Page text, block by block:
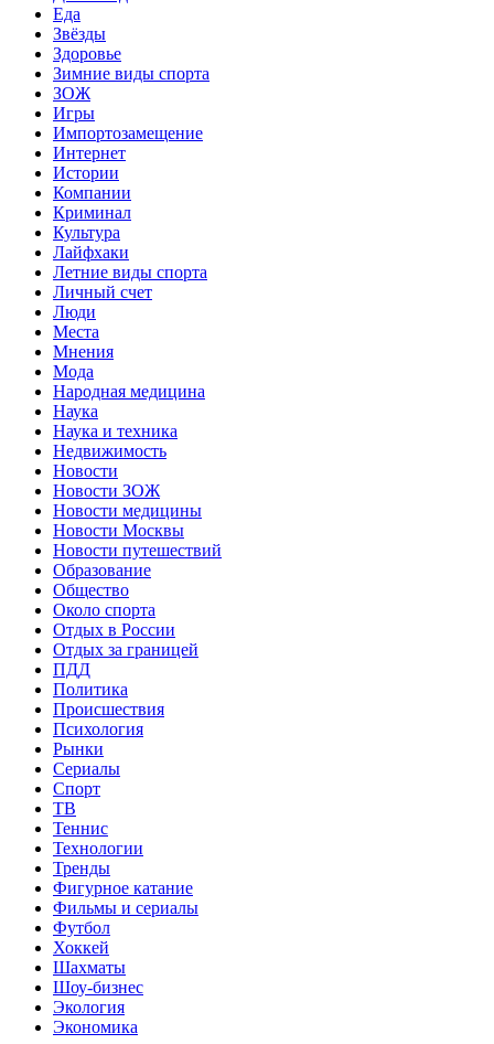
Еда
Звёзды
Здоровье
Зимние виды спорта
ЗОЖ
Игры
Импортозамещение
Интернет
Истории
Компании
Криминал
Культура
Лайфхаки
Летние виды спорта
Личный счет
Люди
Места
Мнения
Мода
Народная медицина
Наука
Наука и техника
Недвижимость
Новости
Новости ЗОЖ
Новости медицины
Новости Москвы
Новости путешествий
Образование
Общество
Около спорта
Отдых в России
Отдых за границей
ПДД
Политика
Происшествия
Психология
Рынки
Сериалы
Спорт
ТВ
Теннис
Технологии
Тренды
Фигурное катание
Фильмы и сериалы
Футбол
Хоккей
Шахматы
Шоу-бизнес
Экология
Экономика